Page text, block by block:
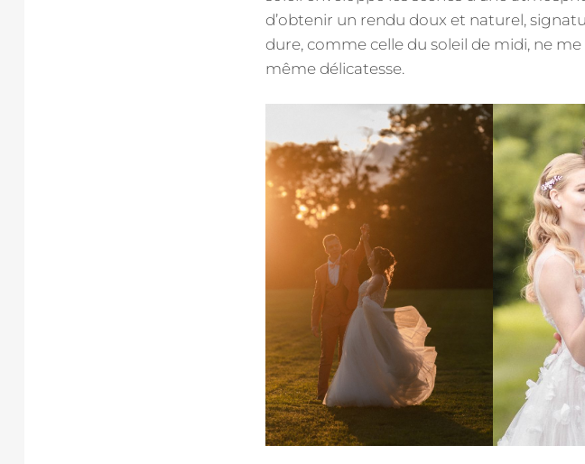
d’obtenir un rendu doux et naturel,
dure, comme celle du soleil de midi, ne
même délicatesse.